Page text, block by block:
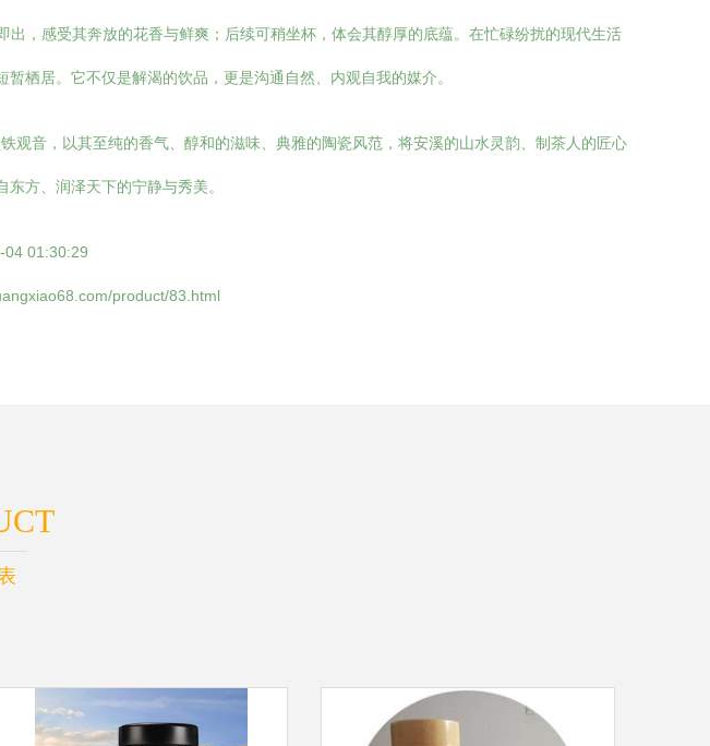
，感受其奔放的花香与鲜爽；后续可稍坐杯，体会其醇厚的底蕴。在忙碌纷扰的现代生活
栖居。它不仅是解渴的饮品，更是沟通自然、内观自我的媒介。
观音，以其至纯的香气、醇和的滋味、典雅的陶瓷风范，将安溪的山水灵韵、制茶人的匠心
方、润泽天下的宁静与秀美。
04 01:30:29
product/83.html